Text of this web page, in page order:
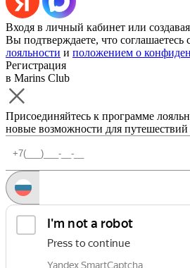
Входя в личный кабинет или
Вы подтверждаете, что соглашаетесь
лояльности и положением о
Регистрация
в Marins Club
Присоединяйтесь к программе
новые возможности для путешествий
Запросить код